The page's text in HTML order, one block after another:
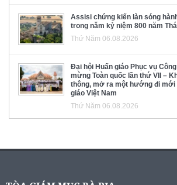
Assisi chứng kiến làn sóng
trong năm kỷ niệm 800 năm
Thứ Năm 06.08.2026
Đại hội Huấn giáo Phục vụ
mừng Toàn quốc lần thứ VII –
thông, mở ra một hướng đi mới
giáo Việt Nam
Thứ Năm 06.08.2026